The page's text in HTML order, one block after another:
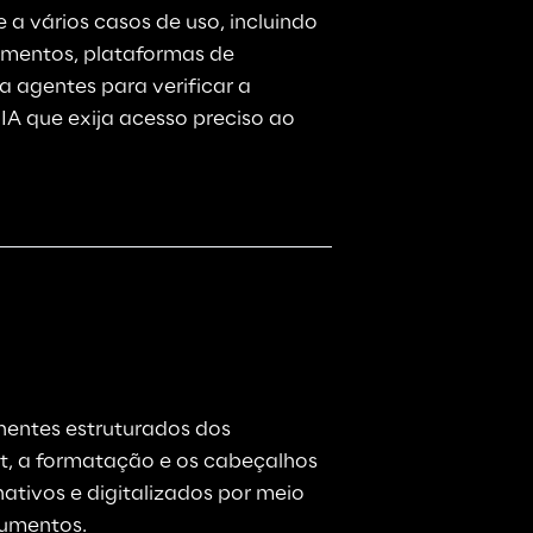
vários casos de uso, incluindo
plataformas de
agentes para verificar a
que exija acesso preciso ao
estruturados dos
a formatação e os cabeçalhos
e digitalizados por meio
.